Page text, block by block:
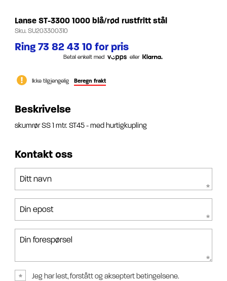
Lanse ST-3300 1000 blå/rød rustfritt stål
Sku.SU203300310
Ring 73 82 43 10 for pris
Betal enkelt med eller
Ikke tilgjengelig Beregn frakt
Beskrivelse
skumrør SS 1 mtr. ST45 - med hurtigkupling
Kontakt oss
Ditt navn
Din epost
Din forespørsel
Jeg har lest, forstått og akseptert betingelsene.